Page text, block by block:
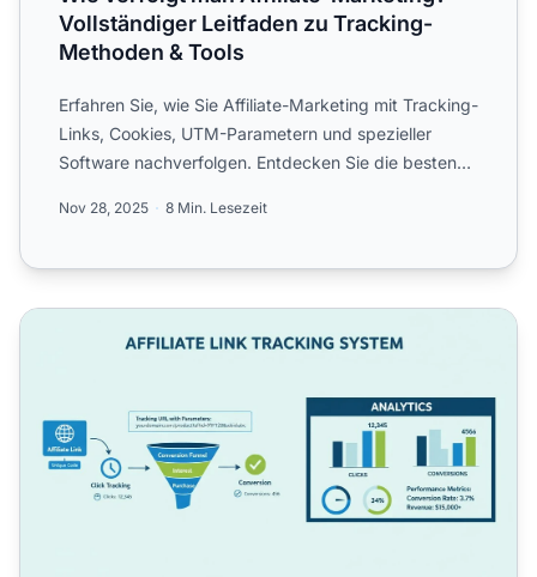
Vollständiger Leitfaden zu Tracking-
Methoden & Tools
Erfahren Sie, wie Sie Affiliate-Marketing mit Tracking-
Links, Cookies, UTM-Parametern und spezieller
Software nachverfolgen. Entdecken Sie die besten
Nov 28, 2025 8 Min. Lesezeit
Wie kann ich Affiliate-Links verfolgen? Vollständiger